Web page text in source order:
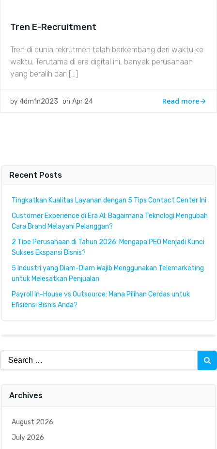
Tren E-Recruitment
Tren di dunia rekrutmen telah berkembang dari waktu ke
waktu. Terutama di era digital ini, banyak perusahaan
yang beralih dari […]
by 4dm1n2023 on Apr 24 Read more
Recent Posts
Tingkatkan Kualitas Layanan dengan 5 Tips Contact Center Ini
Customer Experience di Era AI: Bagaimana Teknologi Mengubah
Cara Brand Melayani Pelanggan?
2 Tipe Perusahaan di Tahun 2026: Mengapa PEO Menjadi Kunci
Sukses Ekspansi Bisnis?
5 Industri yang Diam-Diam Wajib Menggunakan Telemarketing
untuk Melesatkan Penjualan
Payroll In-House vs Outsource: Mana Pilihan Cerdas untuk
Efisiensi Bisnis Anda?
Search
for:
Archives
August 2026
July 2026